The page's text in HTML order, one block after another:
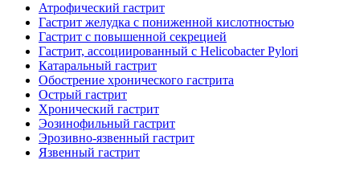
Атрофический гастрит
Гастрит желудка с пониженной кислотностью
Гастрит с повышенной секрецией
Гастрит, ассоциированный с Helicobacter Pylori
Катаральный гастрит
Обострение хронического гастрита
Острый гастрит
Хронический гастрит
Эозинофильный гастрит
Эрозивно-язвенный гастрит
Язвенный гастрит